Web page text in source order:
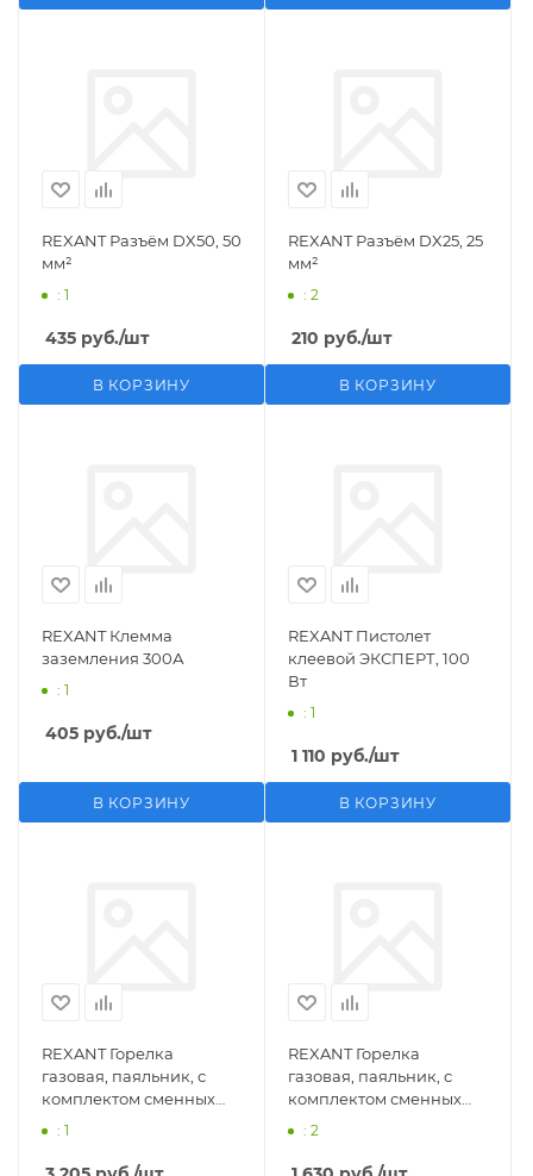
REXANT Разъём DX50, 50
мм²
: 1
435 руб./шт
В КОРЗИНУ
REXANT Разъём DX25, 25
мм²
: 2
210 руб./шт
В КОРЗИНУ
REXANT Клемма
заземления 300А
: 1
405 руб./шт
В КОРЗИНУ
REXANT Пистолет
клеевой ЭКСПЕРТ, 100
Вт
: 1
1 110 руб./шт
В КОРЗИНУ
REXANT Горелка
газовая, паяльник, с
комплектом сменных
насадок, 11 предметов
: 1
REXANT Горелка
газовая, паяльник, с
комплектом сменных
насадок, 3 предмета
: 2